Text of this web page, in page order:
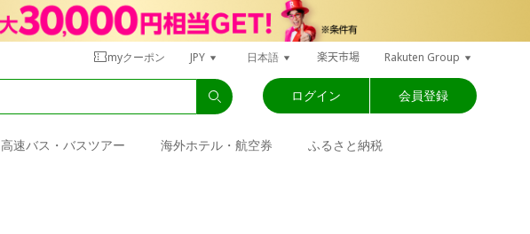
myクーポン JPY 日本語 楽天市場 Rakuten Group
ログイン 会員登録
高速バス・バスツアー 海外ホテル・航空券 ふるさと納税